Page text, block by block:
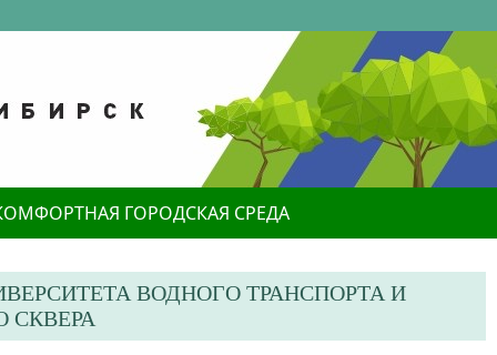
ГОРОДСКАЯ СРЕДА
ВОДНОГО ТРАНСПОРТА И
СКВЕРА